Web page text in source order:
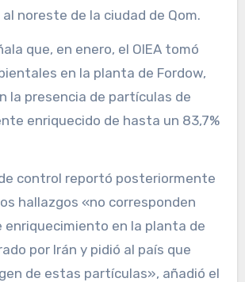
noreste de la ciudad de Qom.
que, en enero, el OIEA tomó
en la planta de Fordow,
la presencia de partículas de
enriquecido de hasta un 83,7%
control reportó posteriormente
hallazgos «no corresponden
enriquecimiento en la planta de
por Irán y pidió al país que
de estas partículas», añadió el